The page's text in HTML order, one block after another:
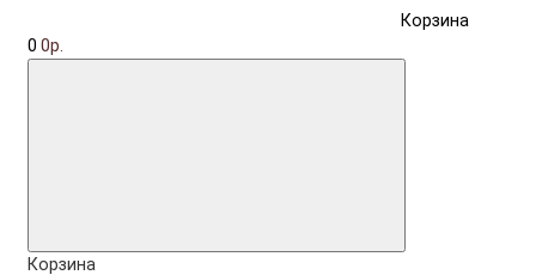
Корзина
0 0р.
Корзина